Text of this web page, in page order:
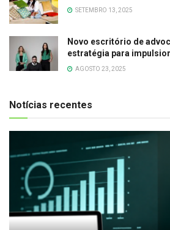
SETEMBRO 13, 2025
Novo escritório de
estratégia para
AGOSTO 23, 2025
Notícias recentes